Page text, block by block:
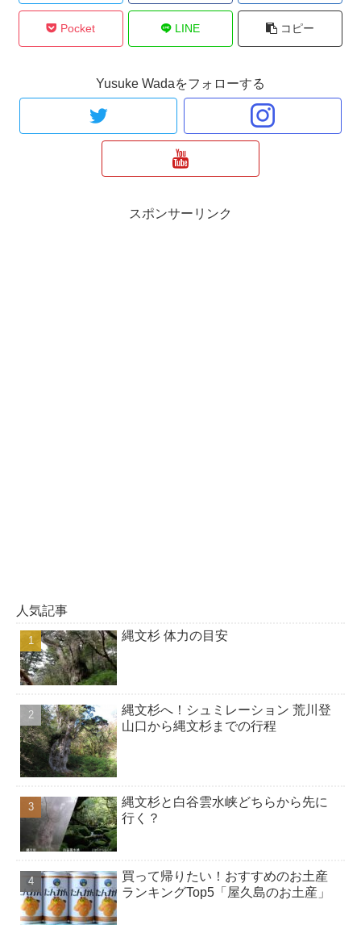
Pocket LINE コピー
Yusuke Wadaをフォローする
スポンサーリンク
人気記事
縄文杉 体力の目安
縄文杉へ！シュミレーション 荒川登
山口から縄文杉までの行程
縄文杉と白谷雲水峡どちらから先に
行く？
買って帰りたい！おすすめのお土産
ランキングTop5「屋久島のお土産」